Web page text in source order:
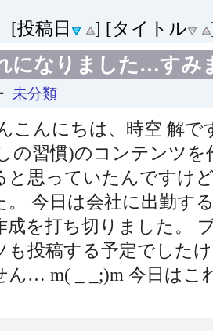
[投稿日 ] [タイトル
になりました…すみ
未分類
こんにちは、時空 解で
の習慣)のコンテンツ
と思っていたんですけ
。 今日は会社に出勤す
成を打ち切りました。
も投稿する予定でした
ん… m( _ _;)m 今日はこ